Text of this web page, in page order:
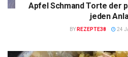
Apfel Schmand Torte der
jeden
BY REZEPTE38 24